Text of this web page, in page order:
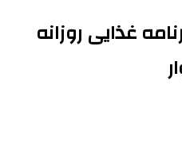
غذایی روزانه